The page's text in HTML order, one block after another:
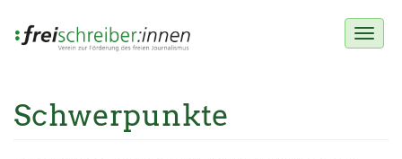
Direkt
zum
Toggle
Schwerpunkte